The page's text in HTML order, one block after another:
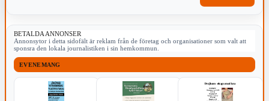
BETALDA ANNONSER
Annonsytor i detta sidofält är reklam från de företag och organisationer som valt att
sponsra den lokala journalistiken i sin hemkommun.
EVENEMANG